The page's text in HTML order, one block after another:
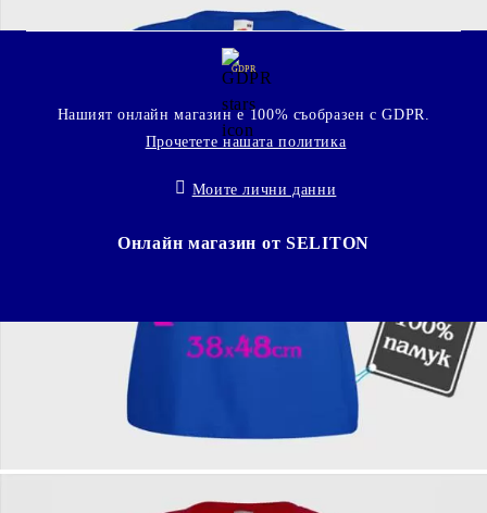
GDPR
Нашият онлайн магазин е 100% съобразен с GDPR.
Прочетете нашата политика
Моите лични данни
Онлайн магазин от SELITON